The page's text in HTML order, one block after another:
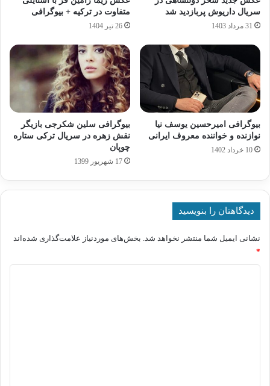
سریال داریوش پربازدید شد
31 مرداد 1403
متفاوت در ترکیه + بیوگرافی
26 تیر 1404
بیوگرافی امیرحسین یوسف نیا
نوازنده و خواننده معروف ایرانی
10 خرداد 1402
بیوگرافی سلین شکرجی بازیگر
نقش زهره در سریال ترکی ستاره
چوپان
17 شهریور 1399
دیدگاهتان را بنویسید
نشانی ایمیل شما منتشر نخواهد شد. بخش‌های موردنیاز علامت‌گذاری شده‌اند
*